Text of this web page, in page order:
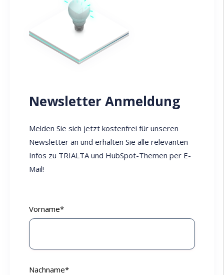
Newsletter Anmeldung
Melden Sie sich jetzt kostenfrei für unseren
Newsletter an und erhalten Sie alle relevanten
Infos zu TRIALTA und HubSpot-Themen per E-
Mail!
Vorname*
Nachname*